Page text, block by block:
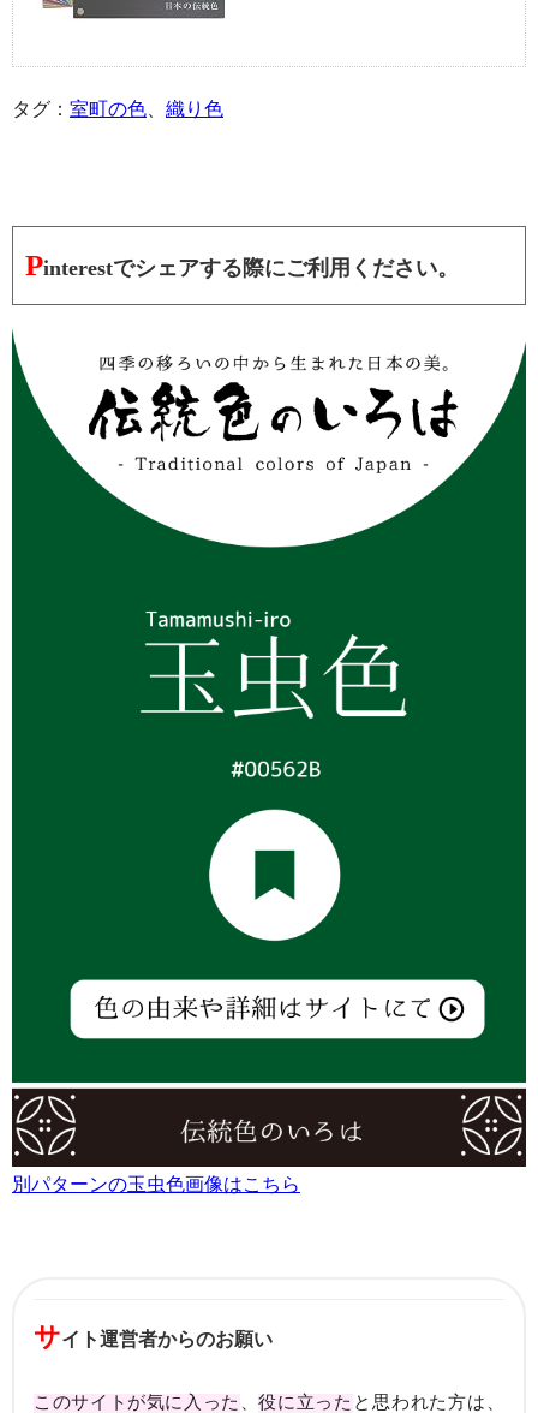
タグ： 室町の色、 織り色
Pinterestでシェアする際にご利用ください。
別パターンの玉虫色画像はこちら
サイト運営者からのお願い
このサイトが気に入った 役に立った と思われた方は、